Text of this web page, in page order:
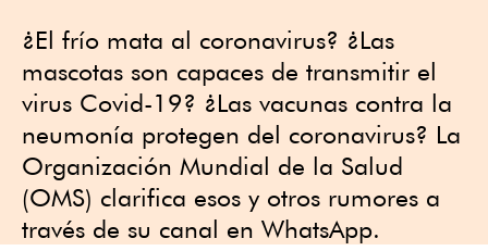
¿El frío mata al coronavirus? ¿Las
mascotas son capaces de transmitir el
virus Covid-19? ¿Las vacunas contra la
neumonía protegen del coronavirus? La
Organización Mundial de la Salud
(OMS) clarifica esos y otros rumores a
través de su canal en WhatsApp.